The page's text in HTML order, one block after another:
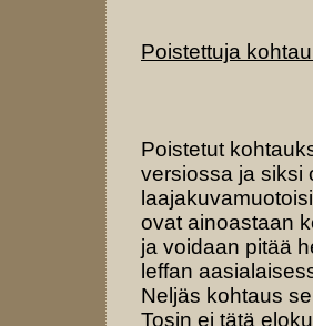
Poistettuja
Poistetut
versiossa ja siksi
ovat ainoastaan
ja voidaan pitää
leffan
Neljäs kohtaus
Tosin ei tätä